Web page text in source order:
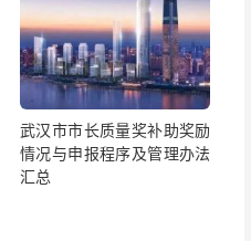
武汉市市长质量奖补助奖励
情况与申报程序及管理办法
汇总